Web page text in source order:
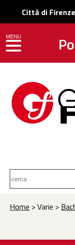
Città di Firenze
MENU
toggle navigation
Home > Varie >